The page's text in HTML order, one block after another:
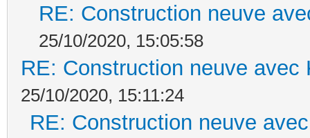
RE: Construction neuve
25/10/2020, 15:05:58
RE: Construction neuve avec
25/10/2020, 15:11:24
RE: Construction neuve